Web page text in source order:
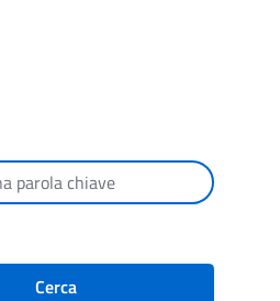
Cerca